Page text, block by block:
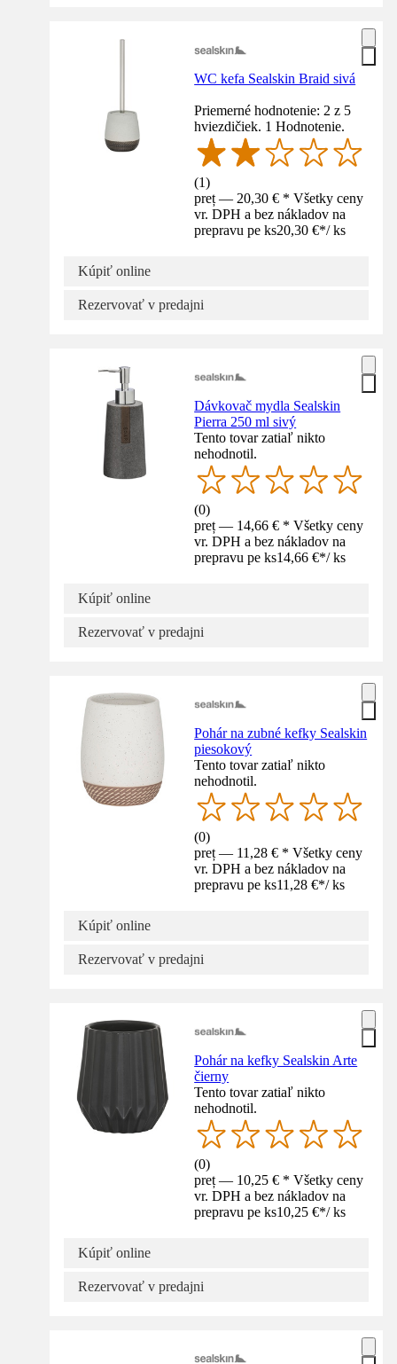
WC kefa Sealskin Braid sivá
Priemerné hodnotenie: 2 z 5
hviezdičiek. 1 Hodnotenie.
(1)
preț — 20,30 € * Všetky ceny
vr. DPH a bez nákladov na
prepravu pe ks20,30 €*/ ks
Kúpiť online
Rezervovať v predajni
Dávkovač mydla Sealskin
Pierra 250 ml sivý
Tento tovar zatiaľ nikto
nehodnotil.
(0)
preț — 14,66 € * Všetky ceny
vr. DPH a bez nákladov na
prepravu pe ks14,66 €*/ ks
Kúpiť online
Rezervovať v predajni
Pohár na zubné kefky Sealskin
piesokový
Tento tovar zatiaľ nikto
nehodnotil.
(0)
preț — 11,28 € * Všetky ceny
vr. DPH a bez nákladov na
prepravu pe ks11,28 €*/ ks
Kúpiť online
Rezervovať v predajni
Pohár na kefky Sealskin Arte
čierny
Tento tovar zatiaľ nikto
nehodnotil.
(0)
preț — 10,25 € * Všetky ceny
vr. DPH a bez nákladov na
prepravu pe ks10,25 €*/ ks
Kúpiť online
Rezervovať v predajni